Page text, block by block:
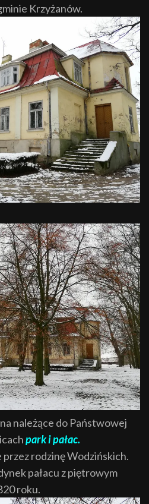
Krzyżanów.
należące do Państwowej
park i pałac.
rodzinę Wodzińskich.
pałacu z piętrowym
roku.